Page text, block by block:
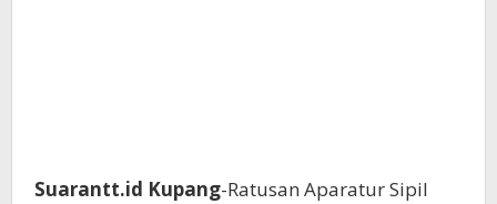
Suarantt.id Kupang-Ratusan Aparatur Sipil